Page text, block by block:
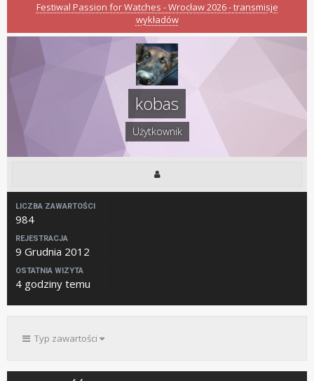
Festiwal Passion for Watches - Wrocław 2026 - transmisje
wykładów
kobas
Użytkownik
LICZBA ZAWARTOŚCI
984
REJESTRACJA
9 Grudnia 2012
OSTATNIA WIZYTA
4 godziny temu
Typ zawartości